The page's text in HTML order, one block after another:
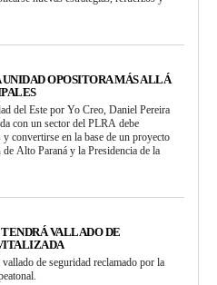
OPOSITORA MÁS ALLÁ
del Este por Yo Creo, Daniel Pereira
con un sector del PLRA debe
convertirse en la base de un proyecto
Alto Paraná y la Presidencia de la
VALLADO DE
de seguridad reclamado por la